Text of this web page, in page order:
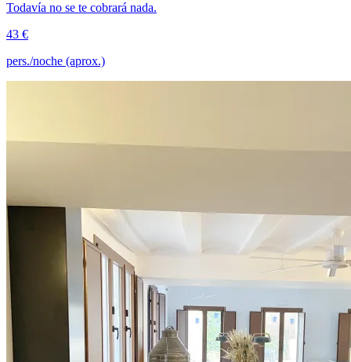
Todavía no se te cobrará nada.
43 €
pers./noche (aprox.)